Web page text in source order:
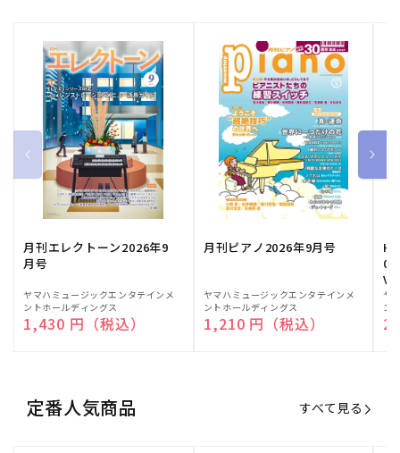
月刊エレクトーン2026年9
月号
販
売
元:
ヤマハミュージックエンタテインメ
ントホールディングス
通常価格
1,430 円（税込）
月刊ピアノ2026年9月号
販
売
元:
ヤマハミュージックエンタテインメ
ントホールディングス
通常価格
1,210 円（税込）
販
売
元:
ヤ
ン
定番人気商品 すべて見る